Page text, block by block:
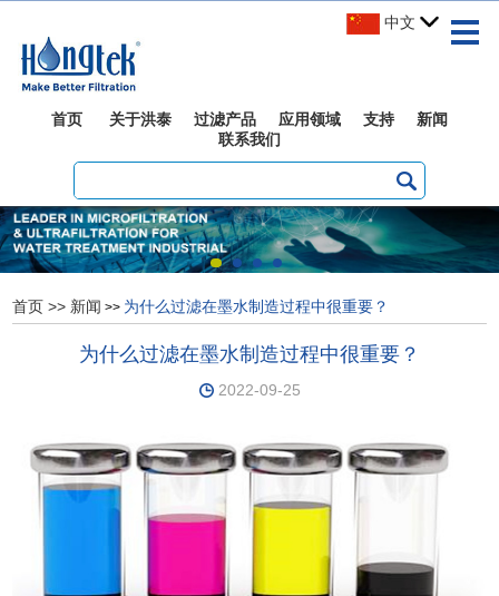
中文
首页 关于洪泰 过滤产品 应用领域 支持
新闻
联系我们
首页 >> 新闻 >> 为什么过滤在墨水制造过程中很重要？
为什么过滤在墨水制造过程中很重要？
2022-09-25